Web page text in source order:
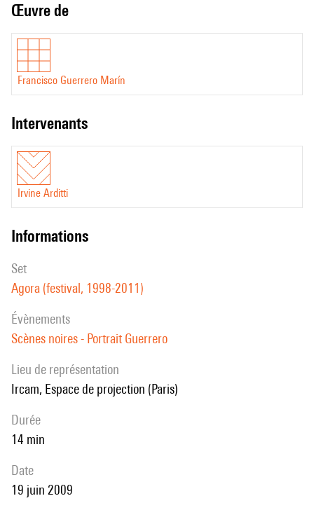
Œuvre de
Francisco Guerrero Marín
intervenants
Irvine Arditti
informations
set
Agora (festival, 1998-2011)
évènements
Scènes noires - Portrait Guerrero
Lieu de représentation
Ircam, Espace de projection (Paris)
durée
14 min
date
19 juin 2009